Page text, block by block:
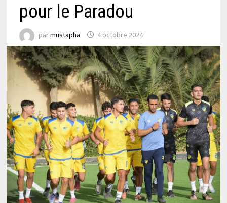
pour le Paradou
parmustapha 4 octobre 2024